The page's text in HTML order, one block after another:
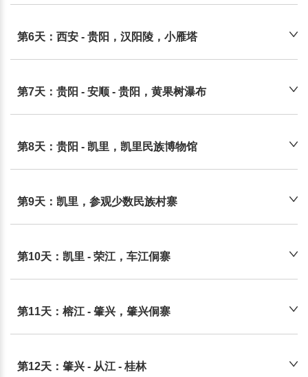
第6天：西安 - 贵阳，汉阳陵，小雁塔
第7天：贵阳 - 安顺 - 贵阳，黄果树瀑布
第8天：贵阳 - 凯里，凯里民族博物馆
第9天：凯里，参观少数民族村寨
第10天：凯里 - 荣江，车江侗寨
第11天：榕江 - 肇兴，肇兴侗寨
第12天：肇兴 - 从江 - 桂林